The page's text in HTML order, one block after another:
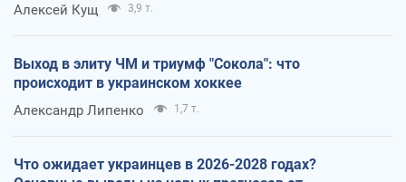
Алексей Кущ 3,9 т.
Выход в элиту ЧМ и триумф "Сокола": что
происходит в украинском хоккее
Александр Липенко 1,7 т.
Что ожидает украинцев в 2026-2028 годах?